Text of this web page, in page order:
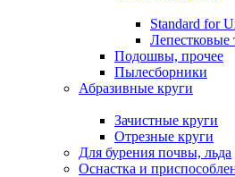
Standard for
Лепестковые
Подошвы, прочее
Пылесборники
Абразивные круги
Зачистные круги
Отрезные круги
Для бурения почвы, льда
Оснастка и